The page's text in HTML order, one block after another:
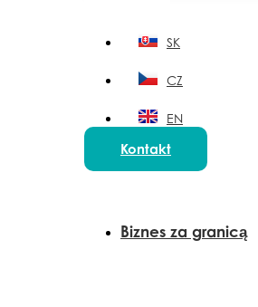
SK
CZ
EN
HU
Kontakt
Biznes za granicą